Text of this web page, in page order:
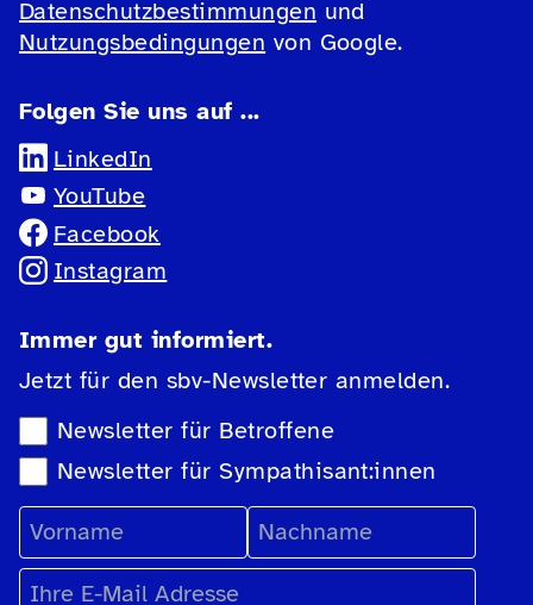
Datenschutzbestimmungen und
Nutzungsbedingungen von Google.
Folgen Sie uns auf ...
LinkedIn
YouTube
Facebook
Instagram
Immer gut informiert.
Jetzt für den sbv-Newsletter anmelden.
Newsletter-Auswahl
Newsletter für Betroffene
Newsletter für Sympathisant:innen
Vorname
Nachname
E-Mail Adresse